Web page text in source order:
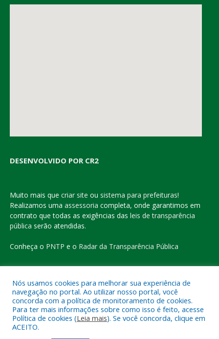
DESENVOLVIDO POR CR2
Muito mais que criar site ou sistema para prefeituras!
Realizamos uma assessoria completa, onde garantimos em
contrato que todas as exigências das leis de transparência
pública serão atendidas.
Conheça o PNTP e o Radar da Transparência Pública
Todos os direitos reservados a Prefeitura Municipal de Eldorado
do Carajás
Mapa do Site
Nós usamos cookies para melhorar sua experiência de
navegação no portal. Ao utilizar nosso portal, você
concorda com a política de monitoramento de cookies.
Para ter mais informações sobre como isso é feito, acesse
Política de cookies (Leia mais). Se você concorda, clique em
ACEITO.